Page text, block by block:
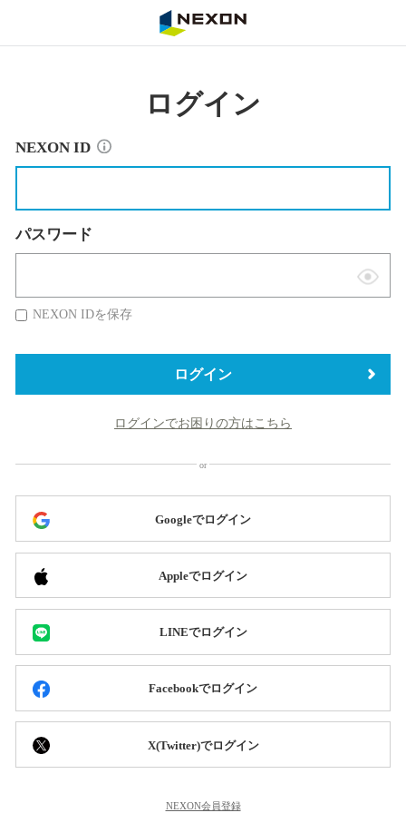
ログイン
NEXON ID
パスワード
表
替
NEXON IDを保存
ログイン
ログインでお困りの方はこちら
Googleでログイン
Appleでログイン
LINEでログイン
Facebookでログイン
X(Twitter)でログイン
NEXON会員登録